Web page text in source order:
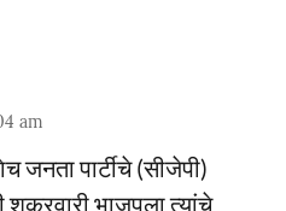
am
जनता पार्टीचे (सीजेपी)
भाजपला त्यांचे